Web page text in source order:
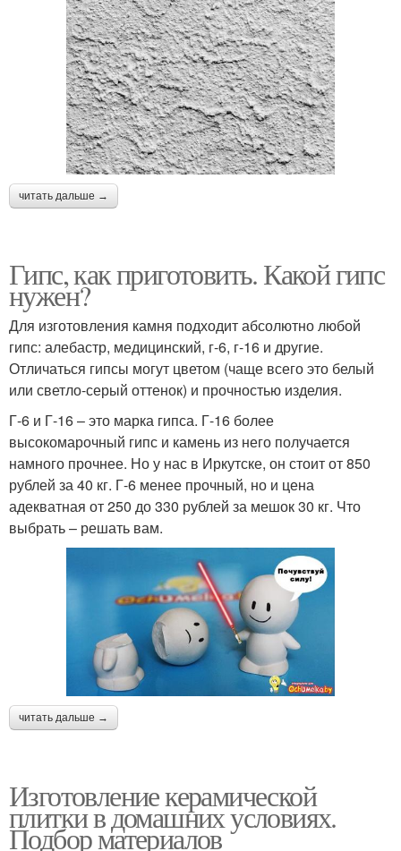
читать дальше →
Гипс, как приготовить. Какой гипс
нужен?
Для изготовления камня подходит абсолютно любой
гипс: алебастр, медицинский, г-6, г-16 и другие.
Отличаться гипсы могут цветом (чаще всего это белый
или светло-серый оттенок) и прочностью изделия.
Г-6 и Г-16 – это марка гипса. Г-16 более
высокомарочный гипс и камень из него получается
намного прочнее. Но у нас в Иркутске, он стоит от 850
рублей за 40 кг. Г-6 менее прочный, но и цена
адекватная от 250 до 330 рублей за мешок 30 кг. Что
выбрать – решать вам.
читать дальше →
Изготовление керамической
плитки в домашних условиях.
Подбор материалов